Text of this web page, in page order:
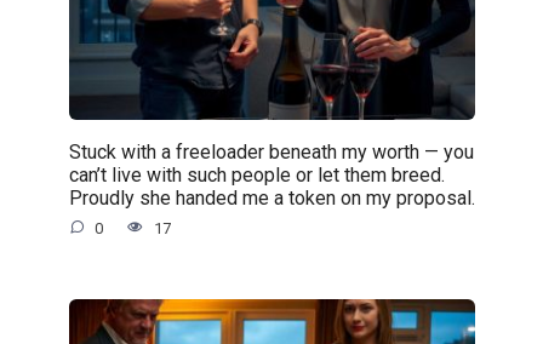
Stuck with a freeloader beneath my worth — you
can’t live with such people or let them breed.
Proudly she handed me a token on my proposal.
0 17